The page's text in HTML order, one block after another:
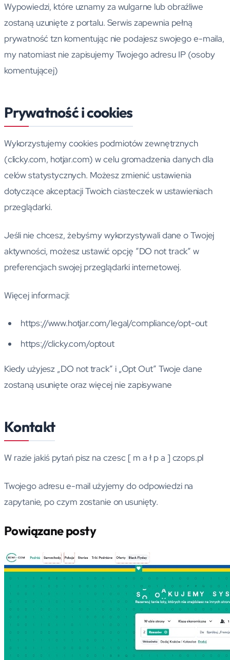
Wypowiedzi, które uznamy za wulgarne lub obraźliwe
zostaną uzunięte z portalu. Serwis zapewnia pełną
prywatność tzn komentując nie podajesz swojego e-maila,
my natomiast nie zapisujemy Twojego adresu IP (osoby
komentującej)
Prywatność i cookies
Wykorzystujemy cookies podmiotów zewnętrznych
(clicky.com, hotjar.com) w celu gromadzenia danych dla
celów statystycznych. Możesz zmienić ustawienia
dotyczące akceptacji Twoich ciasteczek w ustawieniach
przeglądarki.
Jeśli nie chcesz, żebyśmy wykorzystywali dane o Twojej
aktywności, możesz ustawić opcję ”DO not track” w
preferencjach swojej przeglądarki internetowej.
Więcej informacji:
https://www.hotjar.com/legal/compliance/opt-out
https://clicky.com/optout
Kiedy użyjesz „DO not track” i „Opt Out” Twoje dane
zostaną usunięte oraz więcej nie zapisywane
Kontakt
W razie jakiś pytań pisz na czesc [ m a ł p a ] czops.pl
Twojego adresu e-mail użyjemy do odpowiedzi na
zapytanie, po czym zostanie on usunięty.
Powiązane posty